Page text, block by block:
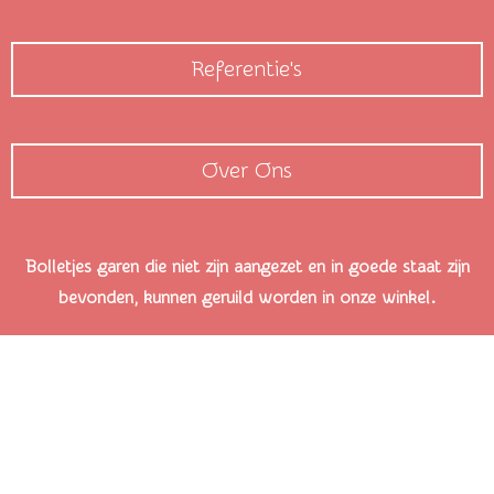
Referentie's
Over Ons
Bolletjes garen die niet zijn aangezet en in goede staat zijn
bevonden, kunnen geruild worden in onze winkel.